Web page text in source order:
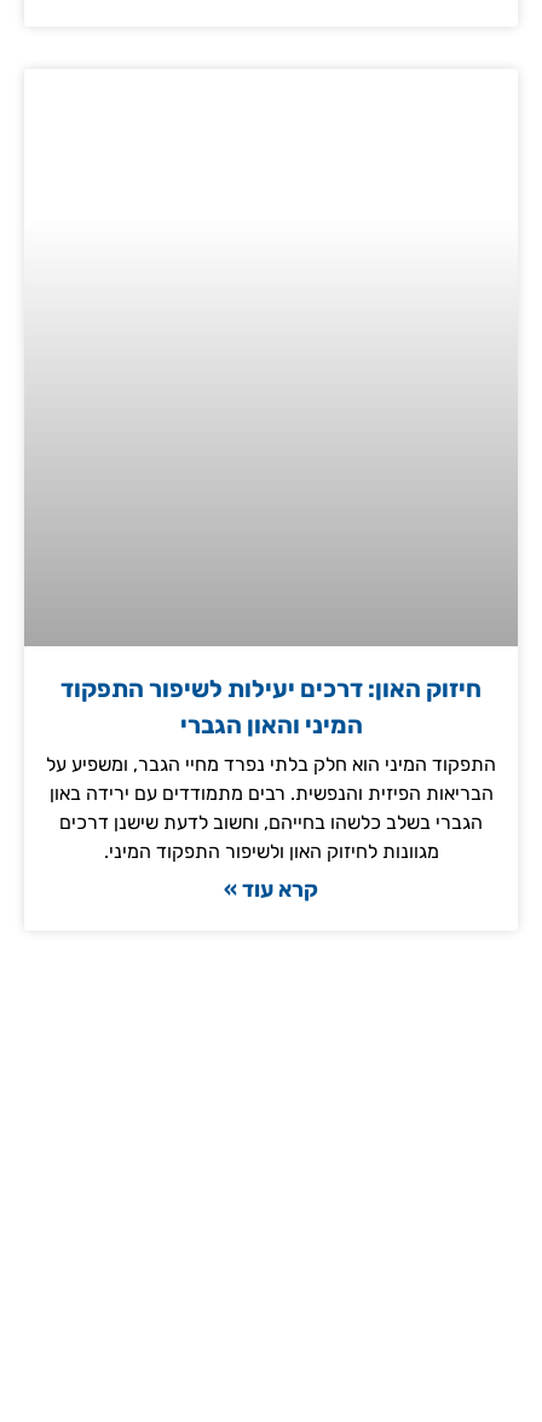
חיזוק האון: דרכים יעילות לשיפור התפקוד
המיני והאון הגברי
התפקוד המיני הוא חלק בלתי נפרד מחיי הגבר, ומשפיע על
הבריאות הפיזית והנפשית. רבים מתמודדים עם ירידה באון
הגברי בשלב כלשהו בחייהם, וחשוב לדעת שישנן דרכים
מגוונות לחיזוק האון ולשיפור התפקוד המיני.
קרא עוד »